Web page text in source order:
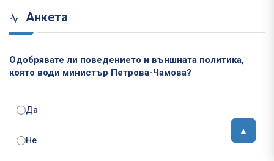
Анкета
Одобрявате ли поведението и външната политика,
която води министър Петрова-Чамова?
Да
Не